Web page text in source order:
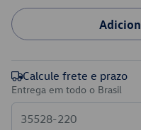
Calcule frete e prazo
Entrega em todo o Brasil